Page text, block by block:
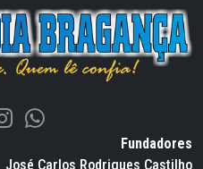
Fundadores
José Carlos Rodrigues Castilho